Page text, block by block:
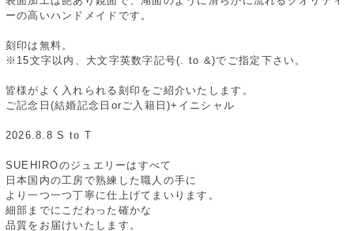
ーの高いハンドメイドです。
刻印は無料。
※15文字以内、大文字英数字記号(. to &)でご指定下さい。
皆様がよく入れられる刻印をご紹介いたします。
ご記念日(結婚記念日orご入籍日)+イニシャル
2026.8.8 S to T
SUEHIROのジュエリーはすべて
日本国内の工房で熟練した職人の手に
より一つ一つ丁寧に仕上げてまいります。
細部までにこだわった確かな
品質をお届けいたします。